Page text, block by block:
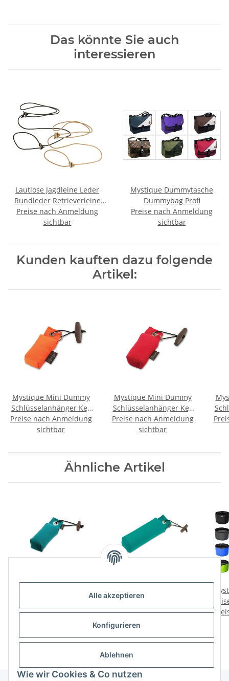
Alle akzeptieren
Konfigurieren
Ablehnen
Wie wir Cookies & Co nutzen
Das könnte Sie auch
interessieren
Lautlose Jagdleine Leder
Rundleder Retrieverleine
Leine 6mm ca. 280cm
Preise nach Anmeldung
sichtbar
Mystique Dummytasche
Dummybag Profi
Preise nach Anmeldung
sichtbar
Kunden kauften dazu folgende
Artikel:
Mystique Mini Dummy
Schlüsselanhänger Key
Case orange
Preise nach Anmeldung
sichtbar
Mystique Mini Dummy
Schlüsselanhänger Key
Case rot
Preise nach Anmeldung
sichtbar
Ähnliche Artikel
Preise nach Anmeldung
Trainer
Preise nach Anmeldung
sichtbar